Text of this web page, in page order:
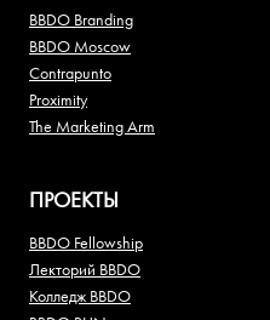
BBDO Branding
BBDO Moscow
Contrapunto
Proximity
The Marketing Arm
ПРОЕКТЫ
BBDO Fellowship
Лекторий BBDO
Колледж BBDO